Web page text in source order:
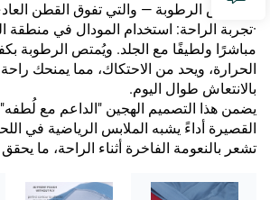
امتصاص الرطوبة — والتي تفوق القطن
·تجربة الراحة: استخدام المودال في منطقة
مباشرًا ولطيفًا مع الجلد. ويُمتص الرطوبة
الحرارة، ويحد من الاحتكاك، مما يمنحك
بالانتعاش طوال اليوم.
يضمن هذا التصميم الهجين "الداعم مع
القصيرة أداءً يشبه الملابس الرياضية في
تشعر بالنعومة الفاخرة أثناء الراحة، ما